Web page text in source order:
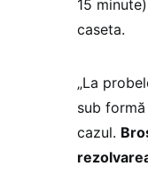
15
caseta.
„La
sub
cazul.